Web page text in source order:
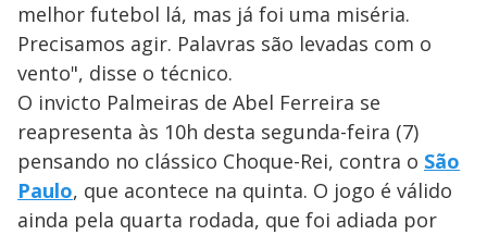
melhor futebol lá, mas já foi uma miséria.
Precisamos agir. Palavras são levadas com o
vento", disse o técnico.
O invicto Palmeiras de Abel Ferreira se
reapresenta às 10h desta segunda-feira (7)
pensando no clássico Choque-Rei, contra o São
Paulo, que acontece na quinta. O jogo é válido
ainda pela quarta rodada, que foi adiada por